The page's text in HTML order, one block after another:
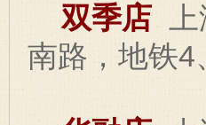
双季店上
南路，地铁4